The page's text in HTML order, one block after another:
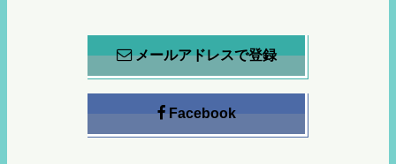
メールアドレスで登録
Facebook